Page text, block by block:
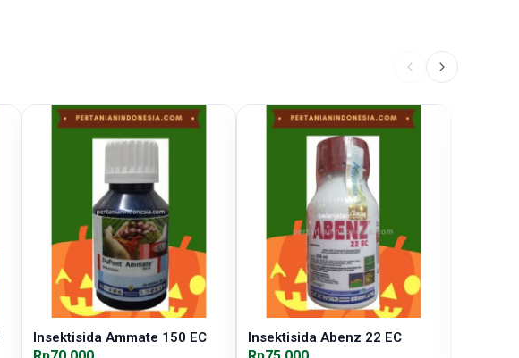
Insektisida Ammate 150 EC Insektisida Abenz 22 EC